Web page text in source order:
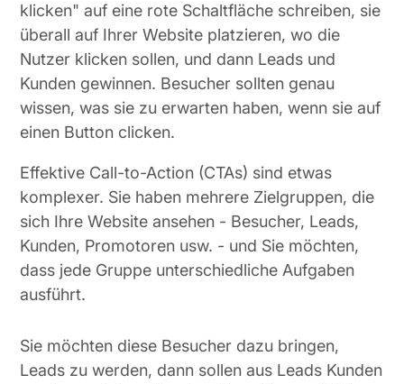
klicken" auf eine rote Schaltfläche schreiben, sie
überall auf Ihrer Website platzieren, wo die
Nutzer klicken sollen, und dann Leads und
Kunden gewinnen. Besucher sollten genau
wissen, was sie zu erwarten haben, wenn sie auf
einen Button clicken.
Effektive Call-to-Action (CTAs) sind etwas
komplexer. Sie haben mehrere Zielgruppen, die
sich Ihre Website ansehen - Besucher, Leads,
Kunden, Promotoren usw. - und Sie möchten,
dass jede Gruppe unterschiedliche Aufgaben
ausführt.
Sie möchten diese Besucher dazu bringen,
Leads zu werden, dann sollen aus Leads Kunden